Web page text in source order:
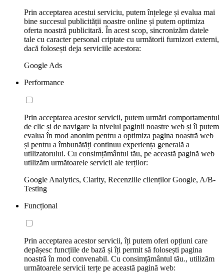
Prin acceptarea acestui serviciu, putem înțelege și evalua mai
bine succesul publicității noastre online și putem optimiza
oferta noastră publicitară. În acest scop, sincronizăm datele
tale cu caracter personal criptate cu următorii furnizori externi,
dacă folosești deja serviciile acestora:
Google Ads
Performance
Prin acceptarea acestor servicii, putem urmări comportamentul
de clic și de navigare la nivelul paginii noastre web și îl putem
evalua în mod anonim pentru a optimiza pagina noastră web
și pentru a îmbunătăți continuu experiența generală a
utilizatorului. Cu consimțământul tău, pe această pagină web
utilizăm următoarele servicii ale terților:
Google Analytics, Clarity, Recenziile clienților Google, A/B-
Testing
Funcțional
Prin acceptarea acestor servicii, îți putem oferi opțiuni care
depășesc funcțiile de bază și îți permit să folosești pagina
noastră în mod convenabil. Cu consimțământul tău., utilizăm
următoarele servicii terțe pe această pagină web: